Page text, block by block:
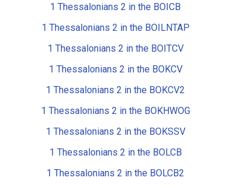
1 Thessalonians 2 in the BOICB
1 Thessalonians 2 in the BOILNTAP
1 Thessalonians 2 in the BOITCV
1 Thessalonians 2 in the BOKCV
1 Thessalonians 2 in the BOKCV2
1 Thessalonians 2 in the BOKHWOG
1 Thessalonians 2 in the BOKSSV
1 Thessalonians 2 in the BOLCB
1 Thessalonians 2 in the BOLCB2